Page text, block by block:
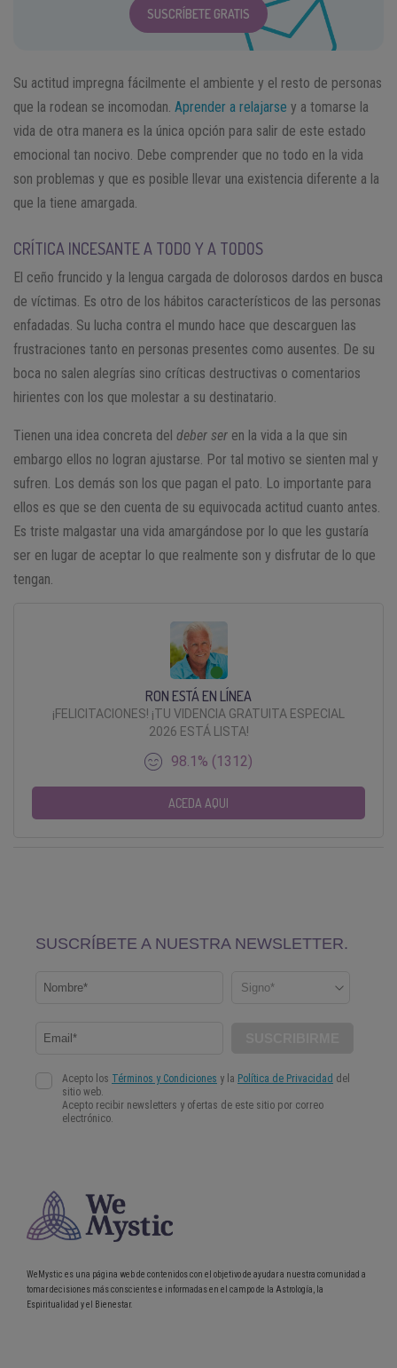
SUSCRÍBETE GRATIS
Su actitud impregna fácilmente el ambiente y el resto de personas
que la rodean se incomodan. Aprender a relajarse y a tomarse la
vida de otra manera es la única opción para salir de este estado
emocional tan nocivo. Debe comprender que no todo en la vida
son problemas y que es posible llevar una existencia diferente a la
que la tiene amargada.
CRÍTICA INCESANTE A TODO Y A TODOS
El ceño fruncido y la lengua cargada de dolorosos dardos en busca
de víctimas. Es otro de los hábitos característicos de las personas
enfadadas. Su lucha contra el mundo hace que descarguen las
frustraciones tanto en personas presentes como ausentes. De su
boca no salen alegrías sino críticas destructivas o comentarios
hirientes con los que molestar a su destinatario.
Tienen una idea concreta del deber ser en la vida a la que sin
embargo ellos no logran ajustarse. Por tal motivo se sienten mal y
sufren. Los demás son los que pagan el pato. Lo importante para
ellos es que se den cuenta de su equivocada actitud cuanto antes.
Es triste malgastar una vida amargándose por lo que les gustaría
ser en lugar de aceptar lo que realmente son y disfrutar de lo que
tengan.
RON ESTÁ EN LÍNEA
¡FELICITACIONES! ¡TU VIDENCIA GRATUITA ESPECIAL
2026 ESTÁ LISTA!
98.1% (1312)
ACEDA AQUI
WeMystic es una página web de contenidos con el objetivo de ayudar a nuestra comunidad a
tomar decisiones más conscientes e informadas en el campo de la Astrología, la
Espiritualidad y el Bienestar.